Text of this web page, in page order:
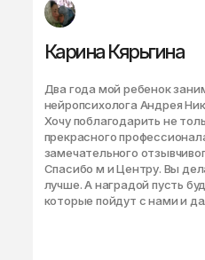
Два года мой ребенок
нейропсихолога Андрея
Хочу поблагодарить не
прекрасного
замечательного
Спасибо м и Центру. Вы
лучше. А наградой пусть
которые пойдут с нами и
Карина Кярьгина